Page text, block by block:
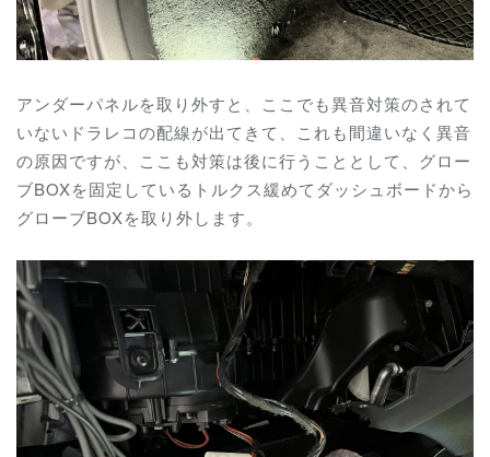
アンダーパネルを取り外すと、ここでも異音対策のされて
いないドラレコの配線が出てきて、これも間違いなく異音
の原因ですが、ここも対策は後に行うこととして、グロー
ブBOXを固定しているトルクス緩めてダッシュボードから
グローブBOXを取り外します。